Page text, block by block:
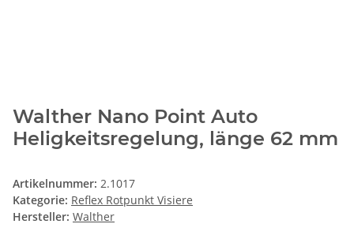
Walther Nano Point Auto
Heligkeitsregelung, länge 62 mm
Artikelnummer: 2.1017
Kategorie: Reflex Rotpunkt Visiere
Hersteller: Walther